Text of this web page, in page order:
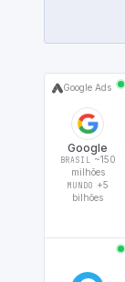
Google Ads
Google
BRASIL ~150
milhões
MUNDO +5
bilhões